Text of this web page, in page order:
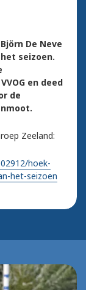
De Neve
seizoen.
en deed
de
Zeeland:
hoek-
het-seizoen